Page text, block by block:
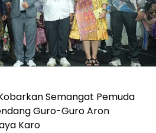
Semangat Pemuda
Guro-Guro Aron
Karo